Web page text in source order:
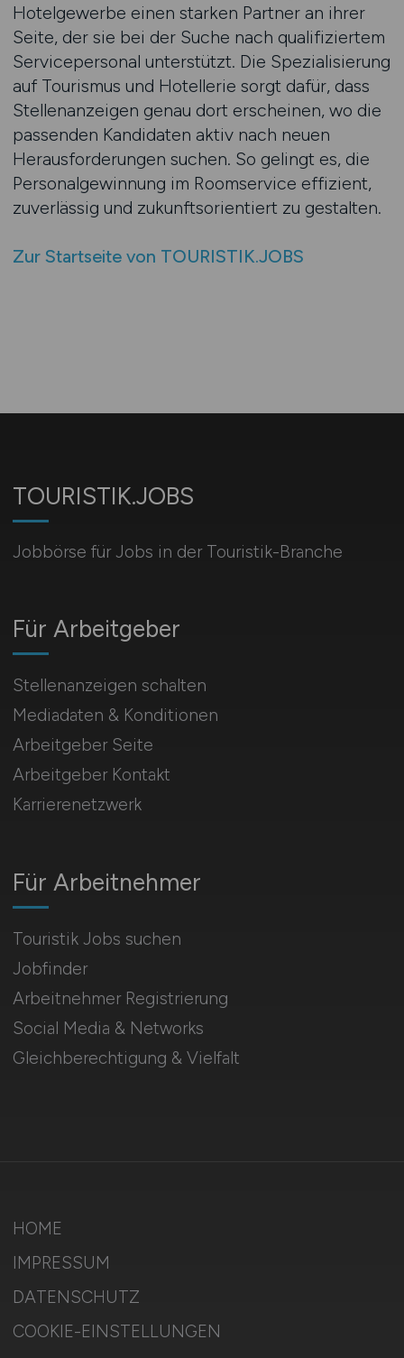
Hotelgewerbe einen starken Partner an ihrer
Seite, der sie bei der Suche nach qualifiziertem
Servicepersonal unterstützt. Die Spezialisierung
auf Tourismus und Hotellerie sorgt dafür, dass
Stellenanzeigen genau dort erscheinen, wo die
passenden Kandidaten aktiv nach neuen
Herausforderungen suchen. So gelingt es, die
Personalgewinnung im Roomservice effizient,
zuverlässig und zukunftsorientiert zu gestalten.
Zur Startseite von TOURISTIK.JOBS
TOURISTIK.JOBS
Jobbörse für Jobs in der Touristik-Branche
Für Arbeitnehmer
Touristik Jobs suchen
Jobfinder
Arbeitnehmer Registrierung
Social Media & Networks
Gleichberechtigung & Vielfalt
Für Arbeitgeber
Stellenanzeigen schalten
Mediadaten & Konditionen
Arbeitgeber Seite
Arbeitgeber Kontakt
Karrierenetzwerk
HOME
IMPRESSUM
DATENSCHUTZ
COOKIE-EINSTELLUNGEN